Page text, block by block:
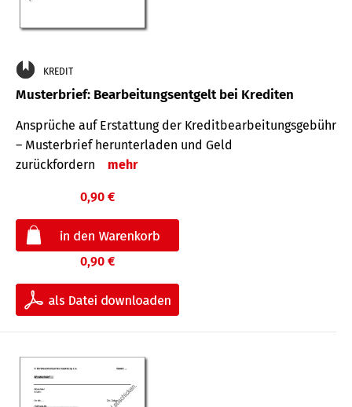
KREDIT
Musterbrief: Bearbeitungsentgelt bei Krediten
Ansprüche auf Erstattung der Kreditbearbeitungsgebühr
– Musterbrief herunterladen und Geld
zurückfordern
mehr
0,90 €
0,90 €